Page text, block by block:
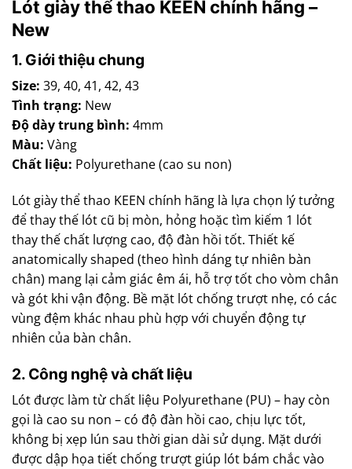
Lót giày thể thao KEEN chính hãng –
New
1. Giới thiệu chung
Size: 39, 40, 41, 42, 43
Tình trạng: New
Độ dày trung bình: 4mm
Màu: Vàng
Chất liệu: Polyurethane (cao su non)
Lót giày thể thao KEEN chính hãng là lựa chọn lý tưởng
để thay thế lót cũ bị mòn, hỏng hoặc tìm kiếm 1 lót
thay thế chất lượng cao, độ đàn hồi tốt. Thiết kế
anatomically shaped (theo hình dáng tự nhiên bàn
chân) mang lại cảm giác êm ái, hỗ trợ tốt cho vòm chân
và gót khi vận động. Bề mặt lót chống trượt nhẹ, có các
vùng đệm khác nhau phù hợp với chuyển động tự
nhiên của bàn chân.
2. Công nghệ và chất liệu
Lót được làm từ chất liệu Polyurethane (PU) – hay còn
gọi là cao su non – có độ đàn hồi cao, chịu lực tốt,
không bị xẹp lún sau thời gian dài sử dụng. Mặt dưới
được dập họa tiết chống trượt giúp lót bám chắc vào